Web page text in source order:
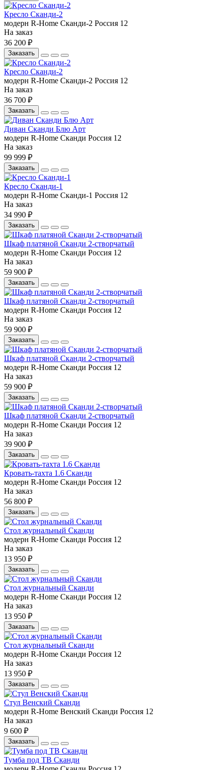
Кресло Сканди-2
модерн R-Home Сканди-2 Россия 12
На заказ
36 200 ₽
Заказать
Кресло Сканди-2
модерн R-Home Сканди-2 Россия 12
На заказ
36 700 ₽
Заказать
Диван Сканди Блю Арт
модерн R-Home Сканди Россия 12
На заказ
99 999 ₽
Заказать
Кресло Сканди-1
модерн R-Home Сканди-1 Россия 12
На заказ
34 990 ₽
Заказать
Шкаф платяной Сканди 2-створчатый
модерн R-Home Сканди Россия 12
На заказ
59 900 ₽
Заказать
Шкаф платяной Сканди 2-створчатый
модерн R-Home Сканди Россия 12
На заказ
59 900 ₽
Заказать
Шкаф платяной Сканди 2-створчатый
модерн R-Home Сканди Россия 12
На заказ
59 900 ₽
Заказать
Шкаф платяной Сканди 2-створчатый
модерн R-Home Сканди Россия 12
На заказ
39 900 ₽
Заказать
Кровать-тахта 1.6 Сканди
модерн R-Home Сканди Россия 12
На заказ
56 800 ₽
Заказать
Стол журнальный Сканди
модерн R-Home Сканди Россия 12
На заказ
13 950 ₽
Заказать
Стол журнальный Сканди
модерн R-Home Сканди Россия 12
На заказ
13 950 ₽
Заказать
Стол журнальный Сканди
модерн R-Home Сканди Россия 12
На заказ
13 950 ₽
Заказать
Стул Венский Сканди
модерн R-Home Венский Сканди Россия 12
На заказ
9 600 ₽
Заказать
Тумба под ТВ Сканди